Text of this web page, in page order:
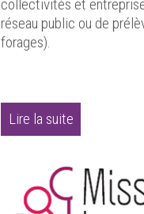
collectivités et
réseau public ou de
forages).
Lire la suite